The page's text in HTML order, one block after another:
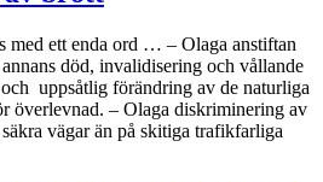
med ett enda ord … – Olaga anstiftan
död, invalidisering och vållande
uppsåtlig förändring av de naturliga
överlevnad. – Olaga diskriminering av
vägar än på skitiga trafikfarliga